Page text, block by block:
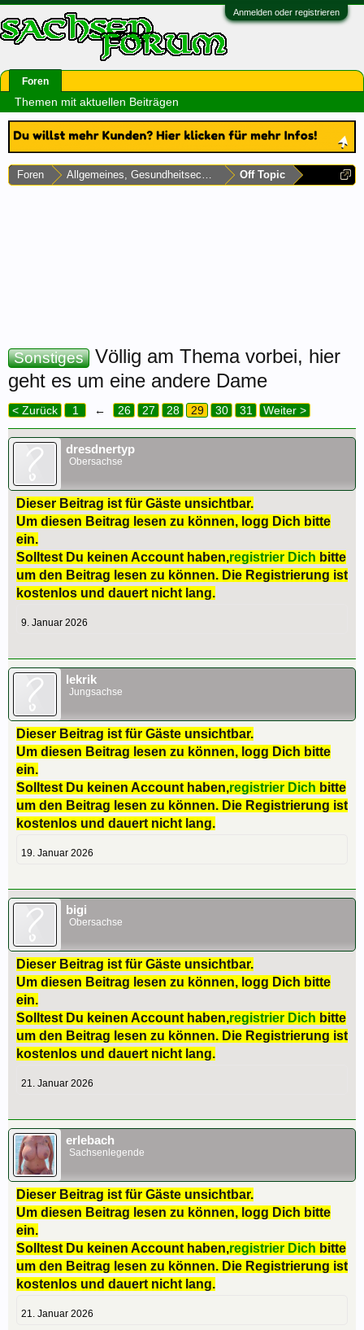
Anmelden oder registrieren
Foren Allgemeines, Gesundheitsecke & Umfragen
Off Topic
Sonstiges
Völlig am Thema vorbei, hier
geht es um eine andere Dame
< Zurück 1 ← 26 27 28 29 30 31 Weiter >
dresdnertyp
Obersachse
Dieser Beitrag ist für Gäste unsichtbar.
Um diesen Beitrag lesen zu können, logg Dich bitte
ein.
Solltest Du keinen Account haben,registrier Dich bitte
um den Beitrag lesen zu können. Die Registrierung ist
kostenlos und dauert nicht lang.
9. Januar 2026
lekrik
Jungsachse
Dieser Beitrag ist für Gäste unsichtbar.
Um diesen Beitrag lesen zu können, logg Dich bitte
ein.
Solltest Du keinen Account haben,registrier Dich bitte
um den Beitrag lesen zu können. Die Registrierung ist
kostenlos und dauert nicht lang.
19. Januar 2026
bigi
Obersachse
Dieser Beitrag ist für Gäste unsichtbar.
Um diesen Beitrag lesen zu können, logg Dich bitte
ein.
Solltest Du keinen Account haben,registrier Dich bitte
um den Beitrag lesen zu können. Die Registrierung ist
kostenlos und dauert nicht lang.
21. Januar 2026
erlebach
Sachsenlegende
Dieser Beitrag ist für Gäste unsichtbar.
Um diesen Beitrag lesen zu können, logg Dich bitte
ein.
Solltest Du keinen Account haben,registrier Dich bitte
um den Beitrag lesen zu können. Die Registrierung ist
kostenlos und dauert nicht lang.
21. Januar 2026
Foren
Themen mit aktuellen Beiträgen